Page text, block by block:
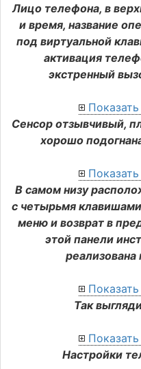
Лицо телефона, в
и время, название
под виртуальной
активация
экстренный
Сенсор отзывчивый,
хорошо
В самом низу
с четырьмя
меню и возврат в
этой панели
реализована
Так
Настройки